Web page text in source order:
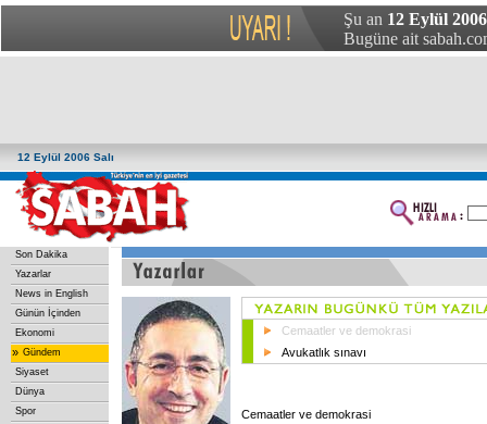
Şu an 12 Eylül 2006
Bugüne ait
12 Eylül 2006 Salı
Son Dakika
Yazarlar
News in English
Günün İçinden
Ekonomi
» Gündem
Siyaset
Dünya
Spor
Cemaatler ve demokrasi
Avukatlık sınavı
Cemaatler ve demokrasi